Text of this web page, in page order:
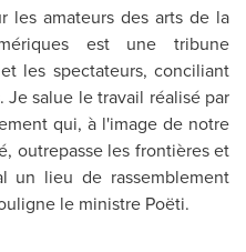
les amateurs des arts de la
est une tribune
les spectateurs, conciliant
salue le travail réalisé par
qui, à l'image de notre
outrepasse les frontières et
un lieu de rassemblement
le ministre Poëti.